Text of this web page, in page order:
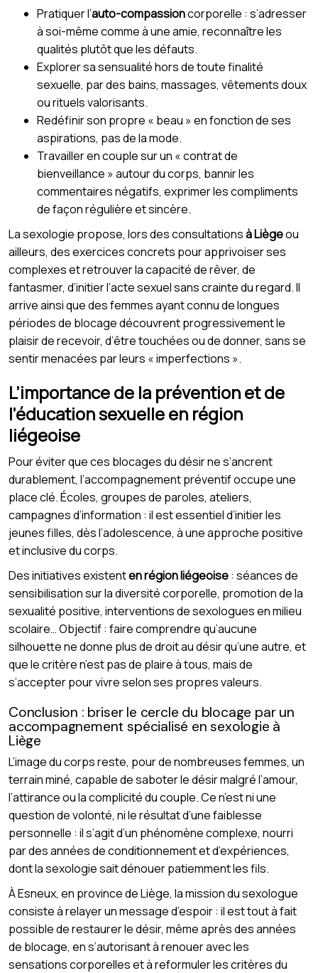
Pratiquer l’auto-compassioncorporelle : s’adresser
à soi-même comme à une amie, reconnaître les
qualités plutôt que les défauts.
Explorer sa sensualité hors de toute finalité
sexuelle, par des bains, massages, vêtements doux
ou rituels valorisants.
Redéfinir son propre « beau » en fonction de ses
aspirations, pas de la mode.
Travailler en couple sur un « contrat de
bienveillance » autour du corps, bannir les
commentaires négatifs, exprimer les compliments
de façon régulière et sincère.
La sexologie propose, lors des consultationsà Liègeou
ailleurs, des exercices concrets pour apprivoiser ses
complexes et retrouver la capacité de rêver, de
fantasmer, d’initier l’acte sexuel sans crainte du regard. Il
arrive ainsi que des femmes ayant connu de longues
périodes de blocage découvrent progressivement le
plaisir de recevoir, d’être touchées ou de donner, sans se
sentir menacées par leurs « imperfections ».
L’importance de la prévention et de
l’éducation sexuelle en région
liégeoise
Pour éviter que ces blocages du désir ne s’ancrent
durablement, l’accompagnement préventif occupe une
place clé. Écoles, groupes de paroles, ateliers,
campagnes d’information : il est essentiel d’initier les
jeunes filles, dès l’adolescence, à une approche positive
et inclusive du corps.
Des initiatives existenten région liégeoise: séances de
sensibilisation sur la diversité corporelle, promotion de la
sexualité positive, interventions de sexologues en milieu
scolaire… Objectif : faire comprendre qu’aucune
silhouette ne donne plus de droit au désir qu’une autre, et
que le critère n’est pas de plaire à tous, mais de
s’accepter pour vivre selon ses propres valeurs.
Conclusion : briser le cercle du blocage par un
accompagnement spécialisé en sexologie à
Liège
L’image du corps reste, pour de nombreuses femmes, un
terrain miné, capable de saboter le désir malgré l’amour,
l’attirance ou la complicité du couple. Ce n’est ni une
question de volonté, ni le résultat d’une faiblesse
personnelle : il s’agit d’un phénomène complexe, nourri
par des années de conditionnement et d’expériences,
dont la sexologie sait dénouer patiemment les fils.
À Esneux, en province de Liège, la mission du sexologue
consiste à relayer un message d’espoir : il est tout à fait
possible de restaurer le désir, même après des années
de blocage, en s’autorisant à renouer avec les
sensations corporelles et à reformuler les critères du